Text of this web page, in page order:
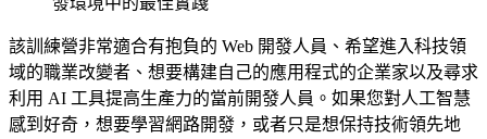
該訓練營非常適合有抱負的 Web 開發人員、希望進入科技領
域的職業改變者、想要構建自己的應用程式的企業家以及尋求
利用 AI 工具提高生產力的當前開發人員。如果您對人工智慧
感到好奇，想要學習網路開發，或者只是想保持技術領先地